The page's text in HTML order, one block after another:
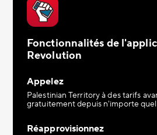
Fonctionnalités de
Revolution
Appelez
Palestinian Territory à des tarifs
gratuitement depuis n'importe quel
Réapprovisionnez